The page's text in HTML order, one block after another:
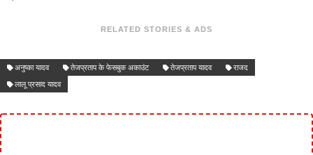
RELATED STORIES & ADS
अनुष्का यादव तेजप्रताप के फेसबुक अकाउंट तेजप्रताप यादव
राजद
लालू प्रसाद यादव